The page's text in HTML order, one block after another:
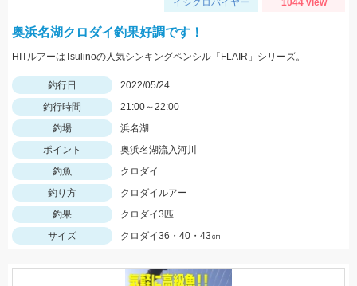
イシグロバイヤー 1044 view
奥浜名湖クロダイ釣果好調です！
HITルアーはTsulinoの人気シンキングペンシル「FLAIR」シリーズ。
釣行日
2022/05/24
釣行時間
21:00～22:00
釣場
浜名湖
ポイント
奥浜名湖流入河川
釣魚
クロダイ
釣り方
クロダイルアー
釣果
クロダイ3匹
サイズ
クロダイ36・40・43㎝